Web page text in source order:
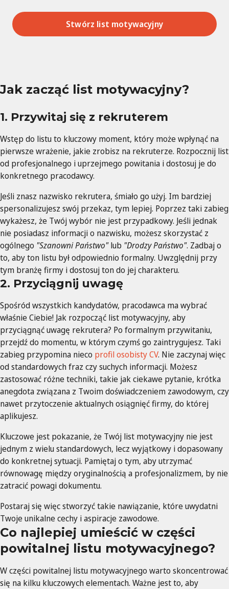
Stwórz list motywacyjny
Jak zacząć list motywacyjny?
1. Przywitaj się z rekruterem
Wstęp do listu to kluczowy moment, który może wpłynąć na
pierwsze wrażenie, jakie zrobisz na rekruterze. Rozpocznij list
od profesjonalnego i uprzejmego powitania i dostosuj je do
konkretnego pracodawcy.
Jeśli znasz nazwisko rekrutera, śmiało go użyj. Im bardziej
spersonalizujesz swój przekaz, tym lepiej. Poprzez taki zabieg
wykażesz, że Twój wybór nie jest przypadkowy. Jeśli jednak
nie posiadasz informacji o nazwisku, możesz skorzystać z
ogólnego "Szanowni Państwo"lub "Drodzy Państwo". Zadbaj o
to, aby ton listu był odpowiednio formalny. Uwzględnij przy
tym branżę firmy i dostosuj ton do jej charakteru.
2. Przyciągnij uwagę
Spośród wszystkich kandydatów, pracodawca ma wybrać
właśnie Ciebie! Jak rozpocząć list motywacyjny, aby
przyciągnąć uwagę rekrutera? Po formalnym przywitaniu,
przejdź do momentu, w którym czymś go zaintrygujesz. Taki
zabieg przypomina nieco profil osobisty CV. Nie zaczynaj więc
od standardowych fraz czy suchych informacji. Możesz
zastosować różne techniki, takie jak ciekawe pytanie, krótka
anegdota związana z Twoim doświadczeniem zawodowym, czy
nawet przytoczenie aktualnych osiągnięć firmy, do której
aplikujesz.
Kluczowe jest pokazanie, że Twój list motywacyjny nie jest
jednym z wielu standardowych, lecz wyjątkowy i dopasowany
do konkretnej sytuacji. Pamiętaj o tym, aby utrzymać
równowagę między oryginalnością a profesjonalizmem, by nie
zatracić powagi dokumentu.
Postaraj się więc stworzyć takie nawiązanie, które uwydatni
Twoje unikalne cechy i aspiracje zawodowe.
Co najlepiej umieścić w części
powitalnej listu motywacyjnego?
W części powitalnej listu motywacyjnego warto skoncentrować
się na kilku kluczowych elementach. Ważne jest to, aby